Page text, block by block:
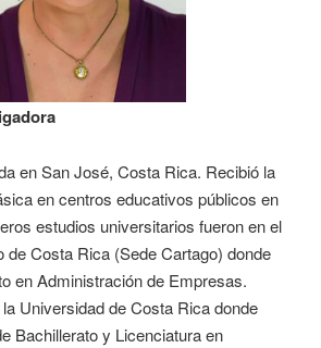
en San José, Costa Rica. Recibió la
en centros educativos públicos en
estudios universitarios fueron en el
de Costa Rica (Sede Cartago) donde
en Administración de Empresas.
Universidad de Costa Rica donde
Bachillerato y Licenciatura en